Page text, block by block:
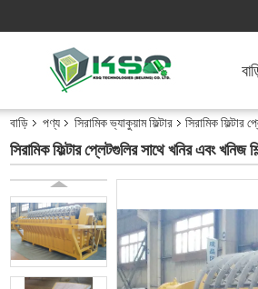
বাড়ি পণ্য সিরামিক ভ্যাকুয়াম ফিল্টার সিরামিক ফিল্টার
সিরামিক ফিল্টার প্লেটগুলির সাথে খনির এবং খনিজ